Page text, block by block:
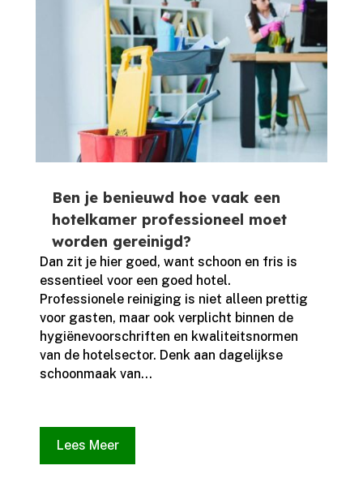
Ben je benieuwd hoe vaak een
hotelkamer professioneel moet
worden gereinigd?
Dan zit je hier goed, want schoon en fris is
essentieel voor een goed hotel.​
Professionele reiniging is niet alleen prettig
voor gasten, maar ook verplicht binnen de
hygiënevoorschriften en kwaliteitsnormen
van de hotelsector.​ Denk aan dagelijkse
schoonmaak van...
Lees Meer